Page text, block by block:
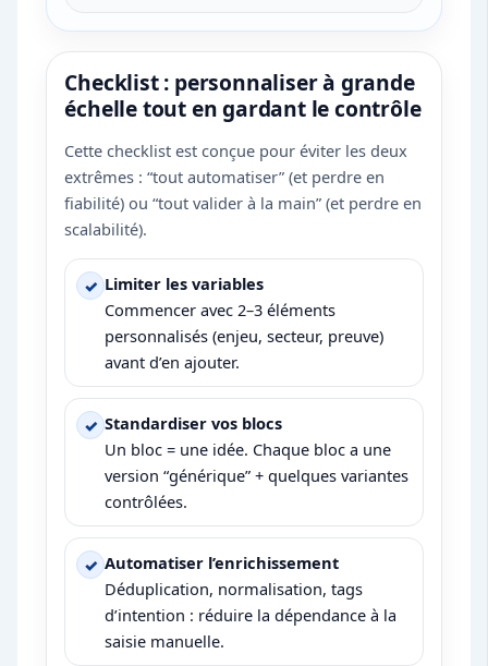
Checklist : personnaliser à grande
échelle tout en gardant le contrôle
Cette checklist est conçue pour éviter les deux
extrêmes : “tout automatiser” (et perdre en
fiabilité) ou “tout valider à la main” (et perdre en
scalabilité).
Limiter les variables
Commencer avec 2–3 éléments
personnalisés (enjeu, secteur, preuve)
avant d’en ajouter.
Standardiser vos blocs
Un bloc = une idée. Chaque bloc a une
version “générique” + quelques variantes
contrôlées.
Automatiser l’enrichissement
Déduplication, normalisation, tags
d’intention : réduire la dépendance à la
saisie manuelle.